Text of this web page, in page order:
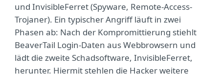
und InvisibleFerret (Spyware, Remote-Access-
Trojaner). Ein typischer Angriff läuft in zwei
Phasen ab: Nach der Kompromittierung stiehlt
BeaverTail Login-Daten aus Webbrowsern und
lädt die zweite Schadsoftware, InvisibleFerret,
herunter. Hiermit stehlen die Hacker weitere